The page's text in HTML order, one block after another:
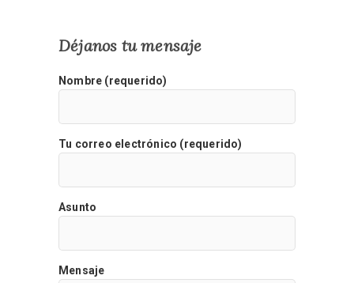
Déjanos tu mensaje
Nombre (requerido)
Tu correo electrónico (requerido)
Asunto
Mensaje